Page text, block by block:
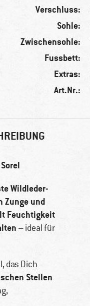
Verschluss:
Sohle:
Zwischensohle:
Fussbett:
Extras:
Art.Nr.:
Wildleder-
Zunge und
Feuchtigkeit
– ideal für
das Dich
Stellen